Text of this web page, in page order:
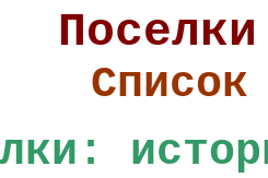
Список